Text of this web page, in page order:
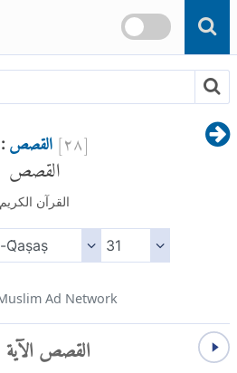
Skip to main content
[٢٨]القصص : ٣١ القصص
القرآن الكريم
Ad Network
القصص الآية ٣١